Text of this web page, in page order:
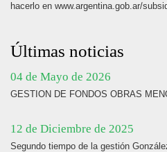
hacerlo en www.argentina.gob.ar/
Últimas noticias
04 de Mayo de 2026
GESTION DE FONDOS OBRAS
12 de Diciembre de 2025
Segundo tiempo de la gestión